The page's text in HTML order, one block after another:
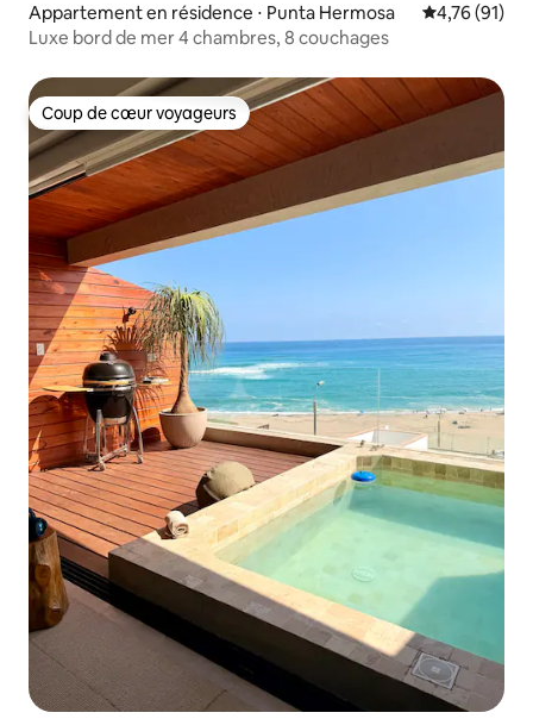
Appartement en résidence ⋅ Punta Hermosa Évaluation
4,76 (91)
Luxe bord de mer 4 chambres, 8 couchages
Coup de cœur voyageurs
Coup de cœur voyageurs